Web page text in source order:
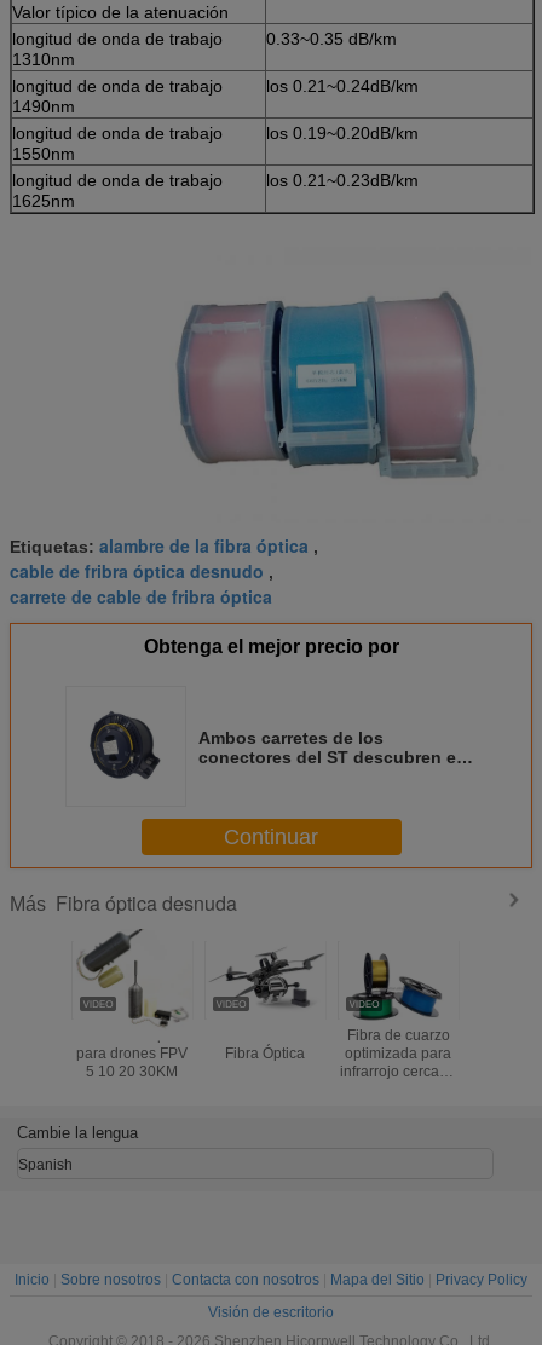
Valor típico de la atenuación
longitud de onda de trabajo
1310nm
0.33~0.35 dB/km
longitud de onda de trabajo
1490nm
los 0.21~0.24dB/km
longitud de onda de trabajo
1550nm
los 0.19~0.20dB/km
longitud de onda de trabajo
1625nm
los 0.21~0.23dB/km
Etiquetas: alambre de la fibra óptica ,
cable de fribra óptica desnudo ,
carrete de cable de fribra óptica
Obtenga el mejor precio por
Ambos carretes de los
conectores del ST descubren el
G652D los 2KM
Continuar
Más Fibra óptica desnuda
para drones FPV
5 10 20 30KM
Fibra Óptica
Fibra de cuarzo
optimizada para
infrarrojo cercano
Cambie la lengua
Spanish
Inicio Sobre nosotros Contacta con nosotros Mapa del Sitio
Privacy Policy
Visión de escritorio
Copyright © 2018 - 2026 Shenzhen Hicorpwell Technology Co., Ltd.